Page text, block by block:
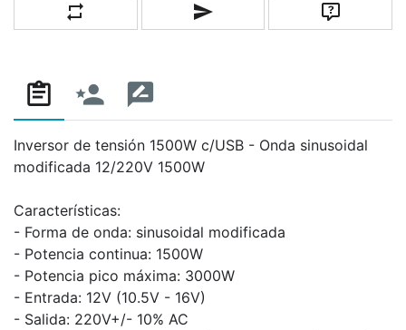
Añadir a la lista de comparaciónEscribe un correo a un amigo
Pregunta
Inversor de tensión 1500W c/USB - Onda sinusoidal
modificada 12/220V 1500W
Características:
- Forma de onda: sinusoidal modificada
- Potencia continua: 1500W
- Potencia pico máxima: 3000W
- Entrada: 12V (10.5V - 16V)
- Salida: 220V+/- 10% AC